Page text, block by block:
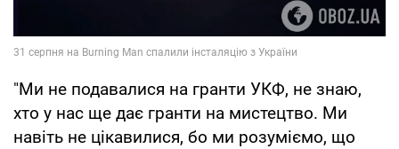
"Ми не подавалися на гранти УКФ, не знаю,
хто у нас ще дає гранти на мистецтво. Ми
навіть не цікавилися, бо ми розуміємо, що